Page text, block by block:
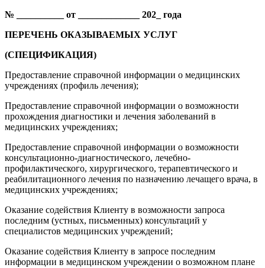
№ __________ от _____________ 202_ года
ПЕРЕЧЕНЬ ОКАЗЫВАЕМЫХ УСЛУГ
(СПЕЦИФИКАЦИЯ)
Предоставление справочной информации о медицинских
учреждениях (профиль лечения);
Предоставление справочной информации о возможности
прохождения диагностики и лечения заболеваний в
медицинских учреждениях;
Предоставление справочной информации о возможности
консультационно-диагностического, лечебно-
профилактического, хирургического, терапевтического и
реабилитационного лечения по назначению лечащего врача, в
медицинских учреждениях;
Оказание содействия Клиенту в возможности запроса
последним (устных, письменных) консультаций у
специалистов медицинских учреждений;
Оказание содействия Клиенту в запросе последним
информации в медицинском учреждении о возможном плане